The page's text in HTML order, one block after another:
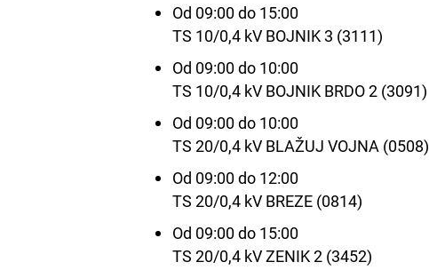
Od 09:00 do 15:00
TS 10/0,4 kV BOJNIK 3 (3111)
Od 09:00 do 10:00
TS 10/0,4 kV BOJNIK BRDO 2 (3091)
Od 09:00 do 10:00
TS 20/0,4 kV BLAŽUJ VOJNA (0508)
Od 09:00 do 12:00
TS 20/0,4 kV BREZE (0814)
Od 09:00 do 15:00
TS 20/0,4 kV ZENIK 2 (3452)